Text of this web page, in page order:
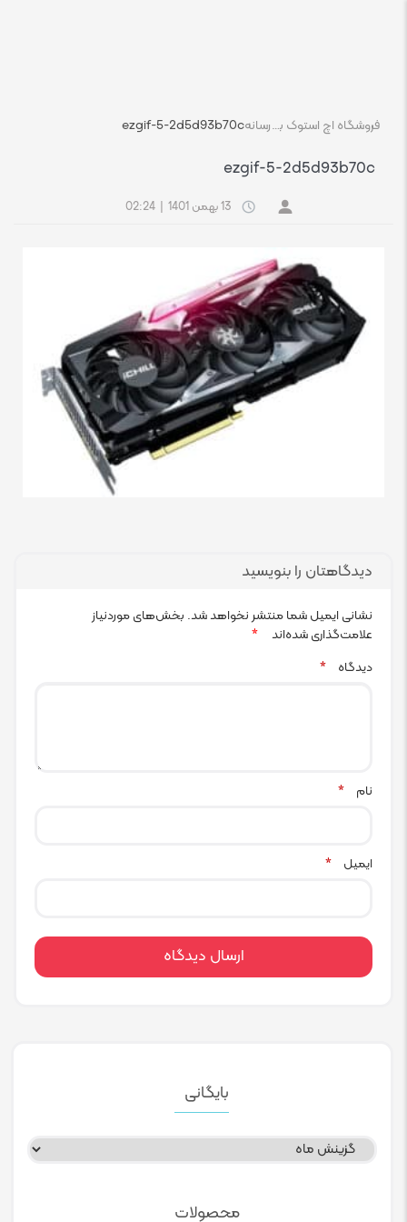
فروشگاه اچ استوک بازار انلاین تجهیزات کامپیوتر استوکرسانهezgif-5-2d5d93b70c
ezgif-5-2d5d93b70c
13 بهمن 1401 02:24
دیدگاهتان را بنویسید
نشانی ایمیل شما منتشر نخواهد شد. بخش‌های موردنیاز
علامت‌گذاری شده‌اند
*
دیدگاه
*
نام *
ایمیل *
بایگانی
بایگانی
محصولات